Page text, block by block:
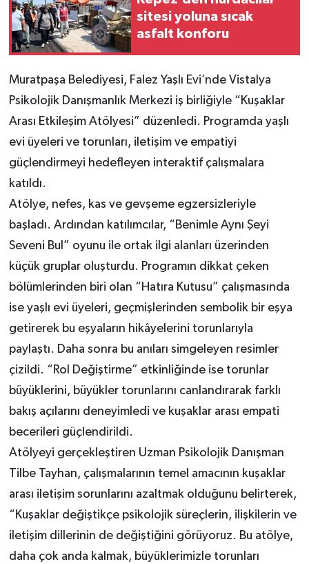
sitesi yoluna sıcak
asfalt konforu
Muratpaşa Belediyesi, Falez Yaşlı Evi’nde Vistalya
Psikolojik Danışmanlık Merkezi iş birliğiyle “Kuşaklar
Arası Etkileşim Atölyesi” düzenledi. Programda yaşlı
evi üyeleri ve torunları, iletişim ve empatiyi
güçlendirmeyi hedefleyen interaktif çalışmalara
katıldı.
Atölye, nefes, kas ve gevşeme egzersizleriyle
başladı. Ardından katılımcılar, “Benimle Aynı Şeyi
Seveni Bul” oyunu ile ortak ilgi alanları üzerinden
küçük gruplar oluşturdu. Programın dikkat çeken
bölümlerinden biri olan “Hatıra Kutusu” çalışmasında
ise yaşlı evi üyeleri, geçmişlerinden sembolik bir eşya
getirerek bu eşyaların hikâyelerini torunlarıyla
paylaştı. Daha sonra bu anıları simgeleyen resimler
çizildi. “Rol Değiştirme” etkinliğinde ise torunlar
büyüklerini, büyükler torunlarını canlandırarak farklı
bakış açılarını deneyimledi ve kuşaklar arası empati
becerileri güçlendirildi.
Atölyeyi gerçekleştiren Uzman Psikolojik Danışman
Tilbe Tayhan, çalışmalarının temel amacının kuşaklar
arası iletişim sorunlarını azaltmak olduğunu belirterek,
“Kuşaklar değiştikçe psikolojik süreçlerin, ilişkilerin ve
iletişim dillerinin de değiştiğini görüyoruz. Bu atölye,
daha çok anda kalmak, büyüklerimizle torunları